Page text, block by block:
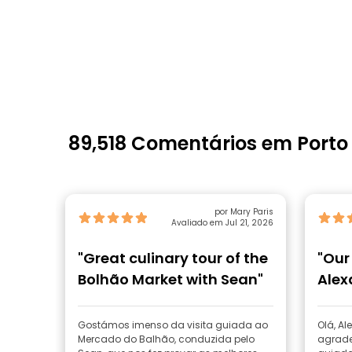
89,518 Comentários em Porto
por Mary Paris
Avaliado em Jul 21, 2026
"Great culinary tour of the
Bolhão Market with Sean"
Gostámos imenso da visita guiada ao
Mercado do Balhão, conduzida pelo
Olá,